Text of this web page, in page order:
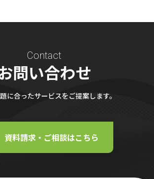
Contact
問い合わせ
に合ったサービスをご提案します。
資料請求・ご相談はこちら